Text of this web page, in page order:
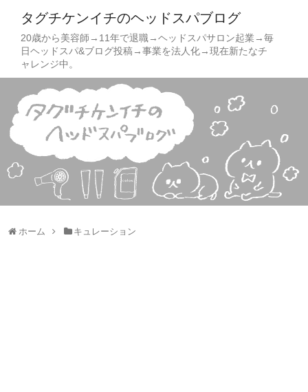
タグチケンイチのヘッドスパブログ
20歳から美容師→11年で退職→ヘッドスパサロン起業→毎
日ヘッドスパ&ブログ投稿→事業を法人化→現在新たなチ
ャレンジ中。
ホーム キュレーション